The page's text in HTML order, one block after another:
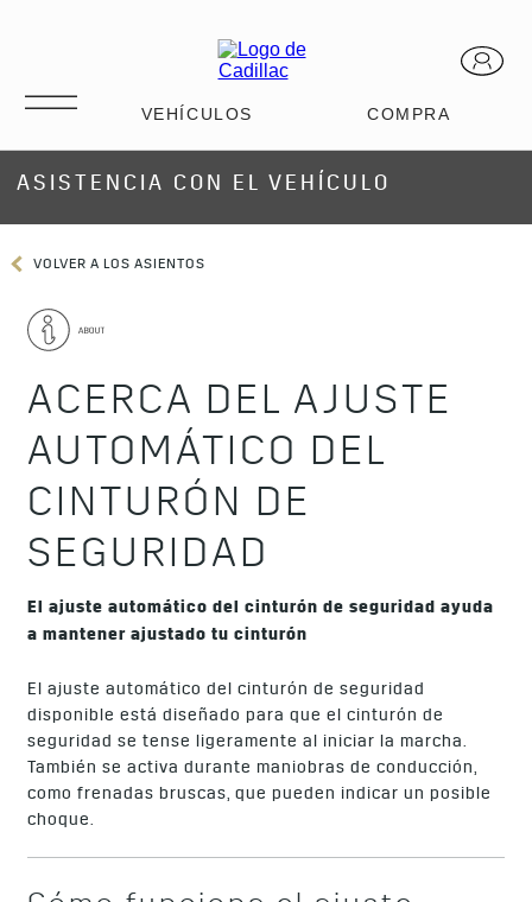
ASISTENCIA CON EL VEHÍCULO
VOLVER A LOS ASIENTOS
ACERCA DEL AJUSTE
AUTOMÁTICO DEL
CINTURÓN DE
SEGURIDAD
El ajuste automático del cinturón de seguridad ayuda
a mantener ajustado tu cinturón
El ajuste automático del cinturón de seguridad
disponible está diseñado para que el cinturón de
seguridad se tense ligeramente al iniciar la marcha.
También se activa durante maniobras de conducción,
como frenadas bruscas, que pueden indicar un posible
choque.